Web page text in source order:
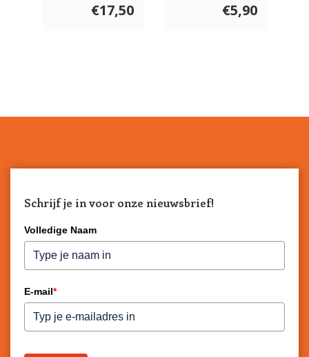
€17,50 €5,90
Schrijf je in voor onze nieuwsbrief!
Volledige Naam
E-mail*